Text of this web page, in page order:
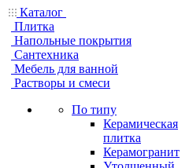
Каталог
Плитка
Напольные покрытия
Сантехника
Мебель для ванной
Растворы и смеси
По типу
Керамическая
плитка
Керамогранит